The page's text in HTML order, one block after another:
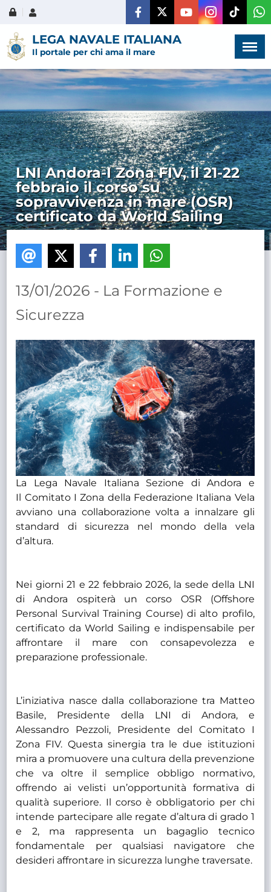
LEGA NAVALE ITALIANA
Il portale per chi ama il mare
LNI Andora-I Zona FIV, il 21-22
febbraio il corso su
sopravvivenza in mare (OSR)
certificato da World Sailing
13/01/2026 - La Formazione e
Sicurezza
La Lega Navale Italiana Sezione di Andora e
Il Comitato I Zona della Federazione Italiana Vela
avviano una collaborazione volta a innalzare gli
standard di sicurezza nel mondo della vela
d’altura.
Nei giorni 21 e 22 febbraio 2026, la sede della LNI
di Andora ospiterà un corso OSR (Offshore
Personal Survival Training Course) di alto profilo,
certificato da World Sailing e indispensabile per
affrontare il mare con consapevolezza e
preparazione professionale.
L’iniziativa nasce dalla collaborazione tra Matteo
Basile, Presidente della LNI di Andora, e
Alessandro Pezzoli, Presidente del Comitato I
Zona FIV. Questa sinergia tra le due istituzioni
mira a promuovere una cultura della prevenzione
che va oltre il semplice obbligo normativo,
offrendo ai velisti un’opportunità formativa di
qualità superiore. Il corso è obbligatorio per chi
intende partecipare alle regate d’altura di grado 1
e 2, ma rappresenta un bagaglio tecnico
fondamentale per qualsiasi navigatore che
desideri affrontare in sicurezza lunghe traversate.
Menù ×
HOME
CHI SIAMO
LA VITA
DELL'ASSOCIAZIONE
COMUNICAZIONE,
AMMINISTRAZIONE
TRASPARENTE